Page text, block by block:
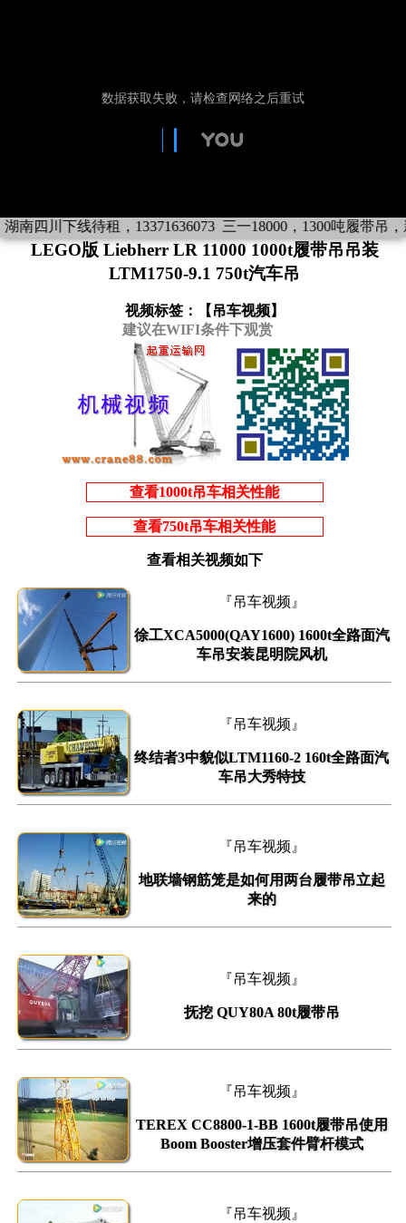
四川下线待租，13371636073 三一18000，1300吨履带吊，
LEGO版 Liebherr LR 11000 1000t履带吊吊装
LTM1750-9.1 750t汽车吊
视频标签：【 吊车视频】
建议在WIFI条件下观赏
查看1000t吊车相关性能
查看750t吊车相关性能
查看相关视频如下
『吊车视频』
徐工XCA5000(QAY1600) 1600t全路面汽
车吊安装昆明院风机
『吊车视频』
终结者3中貌似LTM1160-2 160t全路面汽
车吊大秀特技
『吊车视频』
地联墙钢筋笼是如何用两台履带吊立起
来的
『吊车视频』
抚挖 QUY80A 80t履带吊
『吊车视频』
TEREX CC8800-1-BB 1600t履带吊使用
Boom Booster增压套件臂杆模式
『吊车视频』